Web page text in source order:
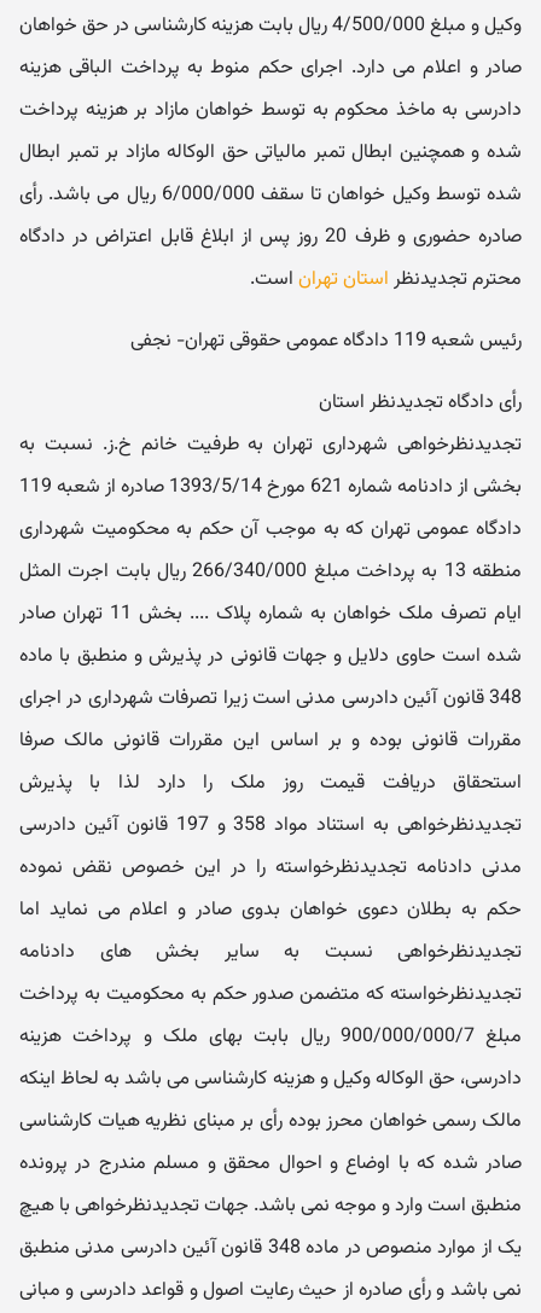
وکیل و مبلغ 4/500/000 ریال بابت هزینه کارشناسی در حق خواهان
صادر و اعلام می دارد. اجرای حکم منوط به پرداخت الباقی هزینه
دادرسی به ماخذ محکوم‬ به توسط خواهان مازاد بر هزینه پرداخت
شده و همچنین ابطال تمبر مالیاتی حق‬ الوکاله مازاد بر تمبر ابطال
شده توسط وکیل خواهان تا سقف 6/000/000 ریال می باشد. رأی
صادره حضوری و ظرف 20 روز پس از ابلاغ قابل اعتراض در دادگاه
محترم تجدیدنظر استان تهران است.
رئیس شعبه 119 دادگاه عمومی حقوقی تهران- نجفی
رأی دادگاه تجدیدنظر استان
تجدیدنظرخواهی شهرداری تهران به طرفیت خانم خ.ز. نسبت به
بخشی از دادنامه شماره 621 مورخ 1393/5/14 صادره از شعبه 119
دادگاه عمومی تهران که به‬ موجب آن حکم به محکومیت شهرداری
منطقه 13 به پرداخت مبلغ 266/340/000 ریال بابت اجرت‬ المثل
ایام تصرف ملک خواهان به شماره پلاک .... بخش 11 تهران صادر
شده است حاوی دلایل و جهات قانونی در پذیرش و منطبق با ماده
348 قانون آئین دادرسی مدنی است زیرا تصرفات شهرداری در اجرای
مقررات قانونی بوده و بر اساس این مقررات قانونی مالک صرفا
استحقاق دریافت قیمت روز ملک را دارد لذا با پذیرش
تجدیدنظرخواهی به استناد مواد 358 و 197 قانون آئین دادرسی
مدنی دادنامه تجدیدنظرخواسته را در این خصوص نقض نموده
حکم به بطلان دعوی خواهان بدوی صادر و اعلام می نماید اما
تجدیدنظرخواهی نسبت به سایر بخش های دادنامه
تجدیدنظرخواسته که متضمن صدور حکم به محکومیت به پرداخت
مبلغ 900/000/000/7 ریال بابت بهای ملک و پرداخت هزینه
دادرسی، حق‬ الوکاله وکیل و هزینه کارشناسی می باشد به لحاظ اینکه
مالک رسمی خواهان محرز بوده رأی بر مبنای نظریه هیات کارشناسی
صادر شده که با اوضاع و احوال محقق و مسلم مندرج در پرونده
منطبق است وارد و موجه نمی باشد. جهات تجدیدنظرخواهی با هیچ
یک از موارد منصوص در ماده 348 قانون آئین دادرسی مدنی منطبق
نمی باشد و رأی صادره از حیث رعایت اصول و قواعد دادرسی و مبانی